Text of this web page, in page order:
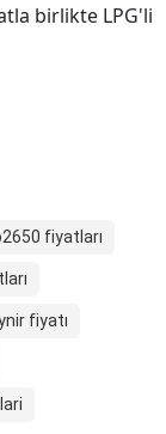
birlikte LPG'li
fiyatları
fiyatı